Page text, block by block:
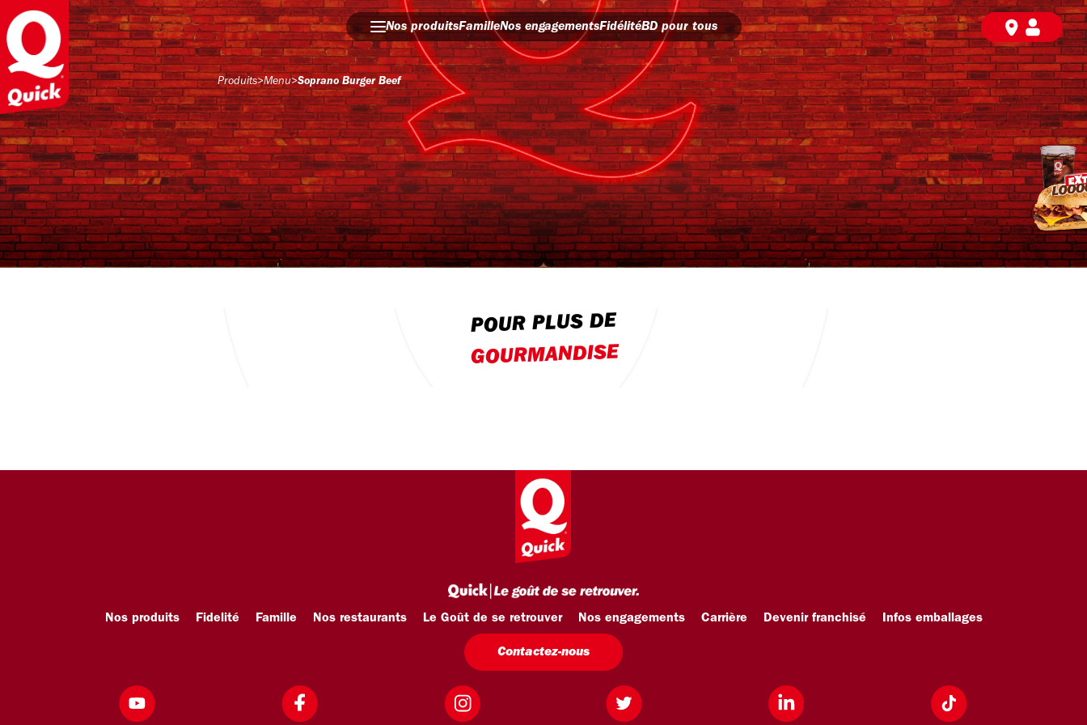
Nos produitsFamilleNos engagementsFidélitéBD pour tous
Produits>Menu>Soprano Burger Beef
POUR PLUS DE
GOURMANDISE
Nos produits Fidelité Famille Nos restaurants Le Goût de se retrouver Nos engagements Carrière Devenir franchisé Infos emballages
Contactez-nous